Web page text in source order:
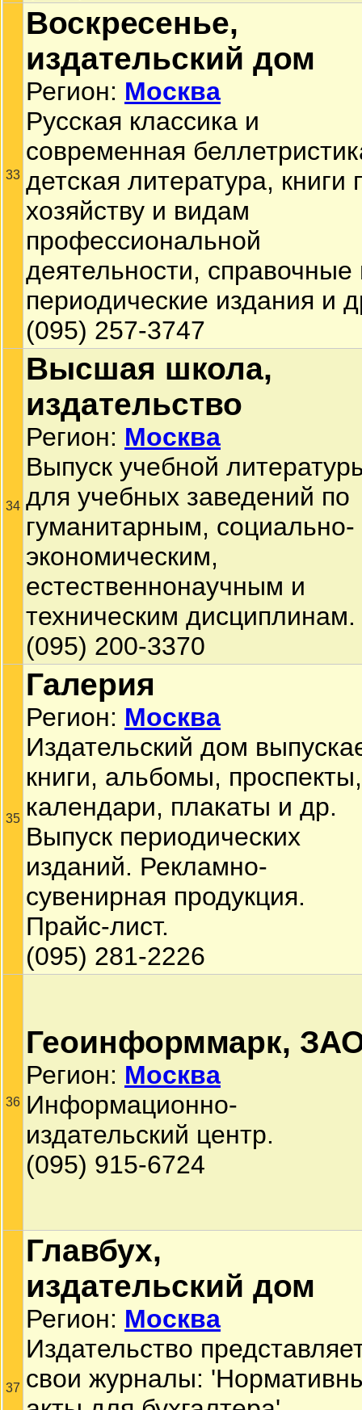
33
Воскресенье,
издательский дом
Регион: Москва
Русская классика и
современная
детская литература, книги
хозяйству и видам
профессиональной
деятельности, справочные
периодические издания и
(095) 257-3747
34
Высшая школа,
издательство
Регион: Москва
Выпуск учебной
для учебных заведений по
гуманитарным, социально-
экономическим,
естественнонаучным и
техническим дисциплинам.
(095) 200-3370
35
Галерия
Регион: Москва
Издательский дом
книги, альбомы, проспекты,
календари, плакаты и др.
Выпуск периодических
изданий. Рекламно-
сувенирная продукция.
Прайс-лист.
(095) 281-2226
36
Геоинформмарк,
Регион: Москва
Информационно-
издательский центр.
(095) 915-6724
37
Главбух,
издательский дом
Регион: Москва
Издательство
свои журналы: